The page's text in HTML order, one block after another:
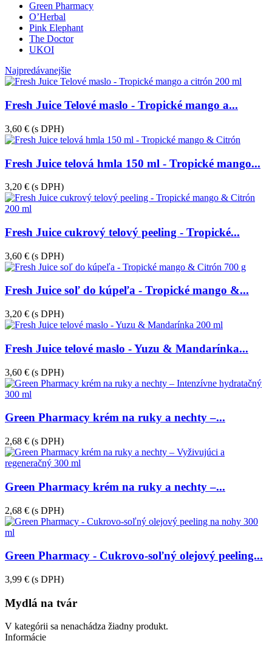
Green Pharmacy
O’Herbal
Pink Elephant
The Doctor
UKOI
Najpredávanejšie
Fresh Juice Telové maslo - Tropické mango a...
3,60 € (s DPH)
Fresh Juice telová hmla 150 ml - Tropické mango...
3,20 € (s DPH)
Fresh Juice cukrový telový peeling - Tropické...
3,60 € (s DPH)
Fresh Juice soľ do kúpeľa - Tropické mango &...
3,20 € (s DPH)
Fresh Juice telové maslo - Yuzu & Mandarínka...
3,60 € (s DPH)
Green Pharmacy krém na ruky a nechty –...
2,68 € (s DPH)
Green Pharmacy krém na ruky a nechty –...
2,68 € (s DPH)
Green Pharmacy - Cukrovo-soľný olejový peeling...
3,99 € (s DPH)
Mydlá na tvár
V kategórii sa nenachádza žiadny produkt.
Informácie